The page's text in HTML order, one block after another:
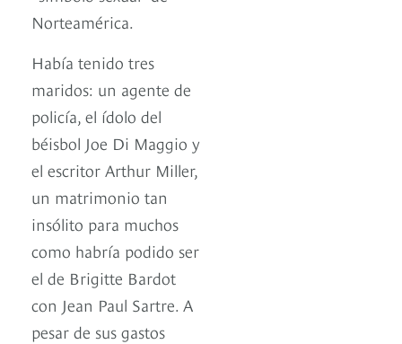
Norteamérica.
Había tenido tres
maridos: un agente de
policía, el ídolo del
béisbol Joe Di Maggio y
el escritor Arthur Miller,
un matrimonio tan
insólito para muchos
como habría podido ser
el de Brigitte Bardot
con Jean Paul Sartre. A
pesar de sus gastos